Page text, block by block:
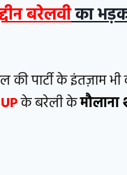
बरेलवीका
पार्टी के इंतज़ाम भी
UPके बरेली केमौलाना